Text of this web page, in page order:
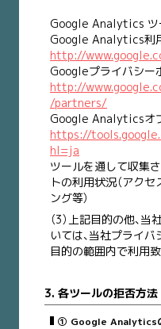
Google Analytics ツ
Google Analytics利
http://
Googleプライバシー
http://
/partners/
Google Analyticsオ
https://
hl=ja
ツールを通して収集
トの利用状況（アクセ
ング等）
（3）上記目的の他、
いては、当社プライ
目的の範囲内で利用致
3. 各ツールの拒否方法
① Google Analytics